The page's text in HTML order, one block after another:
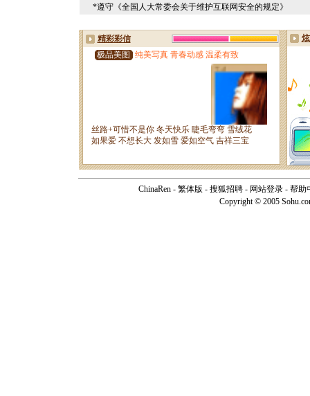
*遵守《全国人大常委会关于维护互联网安全的规定》
ChinaRen - 繁体版 - 搜狐招聘 - 网站登录 - 帮助
Copyright © 2005